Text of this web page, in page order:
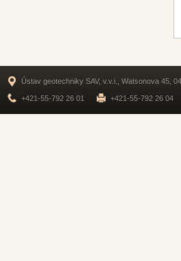
Ústav geotechniky SAV, v.v.i., Watsonova 45,
+421-55-792 26 01 +421-55-792 26 04